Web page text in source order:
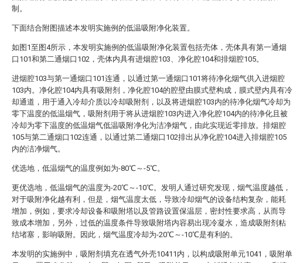
制。
下面结合附图描述本发明实施例的低温吸附净化装置。
如图1至图4所示，本发明实施例的低温吸附净化装置包括壳体，壳体具有第一通烟
口101和第二通烟口102，壳体内具有进烟腔103、净化腔104和排烟腔105。
进烟腔103与第一通烟口101连通，以通过第一通烟口101将待净化烟气供入进烟腔
103内。净化腔104内具有吸附剂，净化腔104的腔壁由膜式壁构成，膜式壁内具有冷
却通道，用于通入冷却介质以冷却吸附剂，以及将进烟腔103内的待净化烟气冷却为
零下温度的低温烟气，吸附剂用于将从进烟腔103内进入净化腔104内的待净化且被
冷却为零下温度的低温烟气低温吸附净化为洁净烟气，由此实现近零排放。排烟腔
105与第二通烟口102连通，以通过第二通烟口102排出从净化腔104进入排烟腔105
内的洁净烟气。
优选地，低温烟气的温度例如为-80℃～-5℃。
更优选地，低温烟气的温度为-20℃～-10℃。发明人通过研究发现，烟气温度越低，
对于吸附净化越有利，但是，烟气温度太低，导致冷却烟气的设备结构复杂，能耗
增加，例如，要求冷却设备和吸附塔以及管路设置保温层，密封性要求高，从而导
致成本增加，另外，过低的温度条件导致吸附塔内容易出现冷凝水，造成吸附剂粘
结堵塞，影响吸附。因此，烟气温度冷却为-20℃～-10℃是有利的。
本发明的实施例中，吸附剂填充在透气外壳10411内，以构成吸附单元1041，吸附单